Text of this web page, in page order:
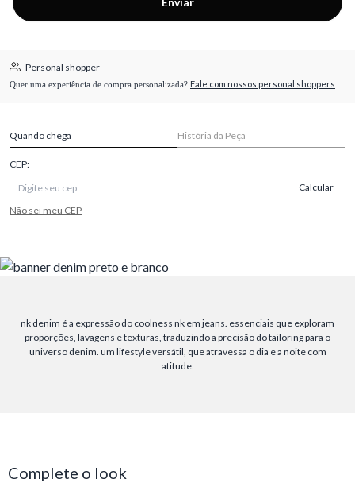
Personal shopper
Quer uma experiência de compra personalizada? Fale com nossos personal shoppers
Quando chega História da Peça
CEP:
Calcular
Não sei meu CEP
nk denim é a expressão do coolness nk em jeans. essenciais que exploram
proporções, lavagens e texturas, traduzindo a precisão do tailoring para o
universo denim. um lifestyle versátil, que atravessa o dia e a noite com
atitude.
Complete o look